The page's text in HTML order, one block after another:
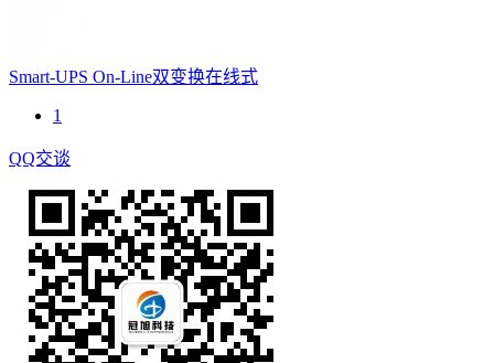
Smart-UPS On-Line双变换在线式
1
QQ交谈